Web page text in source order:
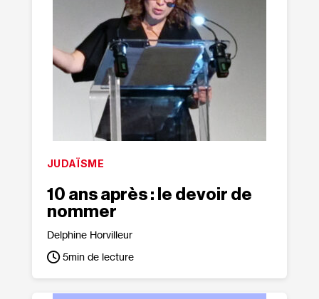
JUDAÏSME
10 ans après : le devoir de
nommer
Delphine Horvilleur
5min de lecture